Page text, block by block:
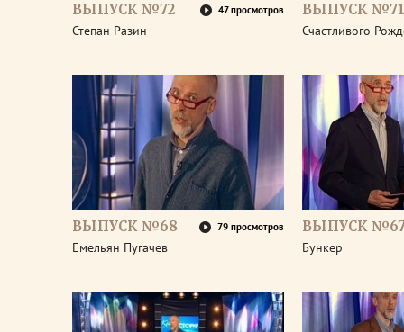
ВЫПУСК №72 47 просмотров
Степан Разин
ВЫПУСК №71
Счастливого
ВЫПУСК №68 79 просмотров
Емельян Пугачев
ВЫПУСК
Бункер